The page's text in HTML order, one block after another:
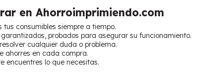
en Ahorroimprimiendo.com
tus consumibles siempre a tiempo.
probados para asegurar su funcionamiento.
cualquier duda o problema.
ahorres en cada compra.
encuentres lo que necesitas.